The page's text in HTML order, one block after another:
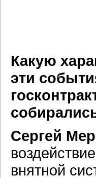
Какую
эти
Сергей
внятной